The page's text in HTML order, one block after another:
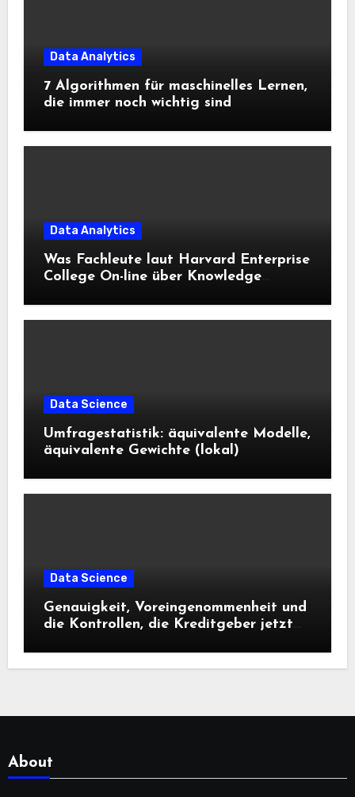
Data Analytics
7 Algorithmen für maschinelles Lernen,
die immer noch wichtig sind
Data Analytics
Was Fachleute laut Harvard Enterprise
College On-line über Knowledge
Data Science
Umfragestatistik: äquivalente Modelle,
äquivalente Gewichte (lokal)
Data Science
Genauigkeit, Voreingenommenheit und
die Kontrollen, die Kreditgeber jetzt
About